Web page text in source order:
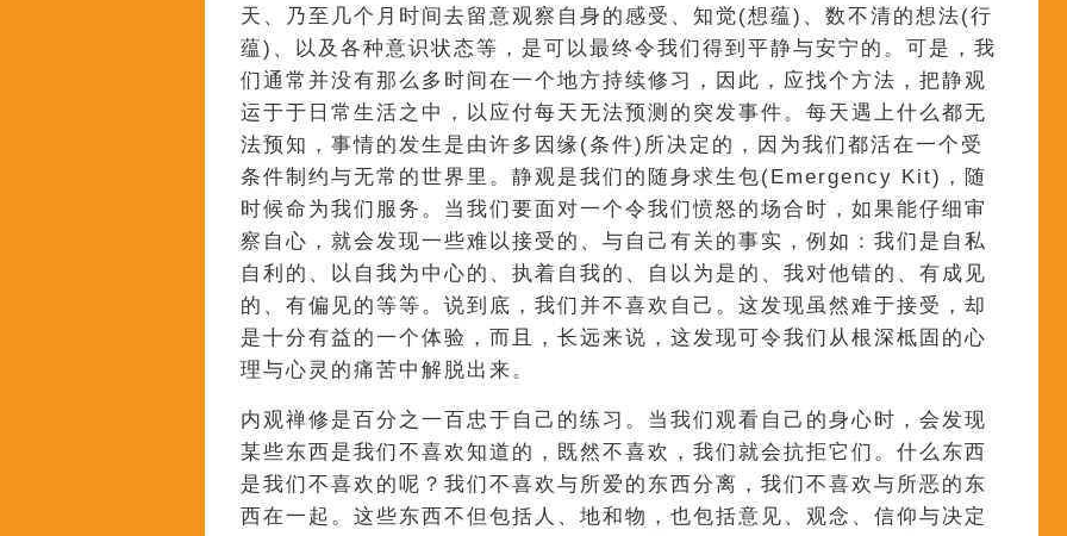
天、乃至几个月时间去留意观察自身的感受、知觉(想蕴)、数不清的想法(行
蕴)、以及各种意识状态等，是可以最终令我们得到平静与安宁的。可是，我
们通常并没有那么多时间在一个地方持续修习，因此，应找个方法，把静观
运于于日常生活之中，以应付每天无法预测的突发事件。每天遇上什么都无
法预知，事情的发生是由许多因缘(条件)所决定的，因为我们都活在一个受
条件制约与无常的世界里。静观是我们的随身求生包(Emergency Kit)，随
时候命为我们服务。当我们要面对一个令我们愤怒的场合时，如果能仔细审
察自心，就会发现一些难以接受的、与自己有关的事实，例如：我们是自私
自利的、以自我为中心的、执着自我的、自以为是的、我对他错的、有成见
的、有偏见的等等。说到底，我们并不喜欢自己。这发现虽然难于接受，却
是十分有益的一个体验，而且，长远来说，这发现可令我们从根深柢固的心
理与心灵的痛苦中解脱出来。
内观禅修是百分之一百忠于自己的练习。当我们观看自己的身心时，会发现
某些东西是我们不喜欢知道的，既然不喜欢，我们就会抗拒它们。什么东西
是我们不喜欢的呢？我们不喜欢与所爱的东西分离，我们不喜欢与所恶的东
西在一起。这些东西不但包括人、地和物，也包括意见、观念、信仰与决定